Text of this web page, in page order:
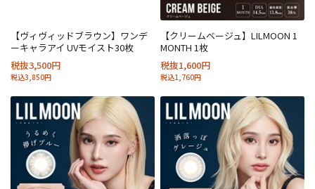
【ヴィヴィッドブラウン】ワンデ
ーキャラアイ UVモイスト30枚
税抜3,500円
税込3,850円
【クリームベージュ】LILMOON 1
MONTH 1枚
税抜1,600円
税込1,760円